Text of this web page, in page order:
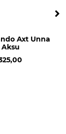
Axt Unna
Aksu